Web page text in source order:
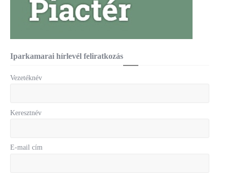
Iparkamarai hírlevél feliratkozás
Vezetéknév
Keresztnév
E-mail cím